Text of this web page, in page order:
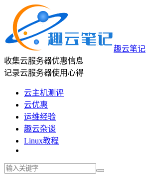
趣云笔记
收集云服务器优惠信息
记录云服务器使用心得
云主机测评
云优惠
运维经验
趣云杂谈
Linux教程